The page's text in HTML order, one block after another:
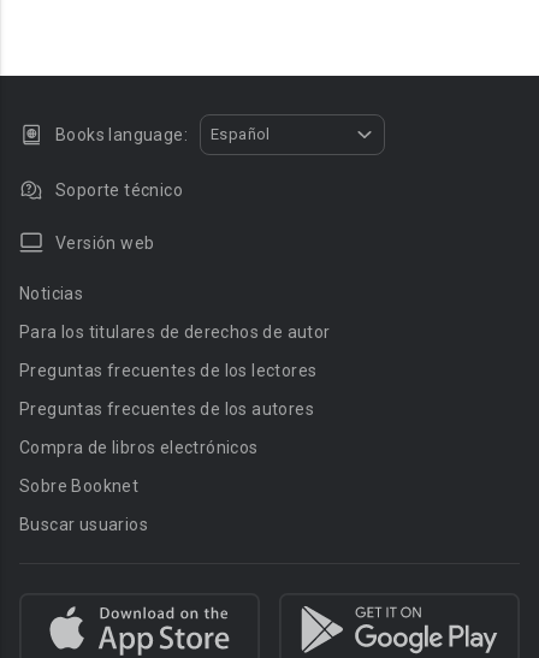
Books language: Español
Soporte técnico
Versión web
Noticias
Para los titulares de derechos de autor
Preguntas frecuentes de los lectores
Preguntas frecuentes de los autores
Compra de libros electrónicos
Sobre Booknet
Buscar usuarios